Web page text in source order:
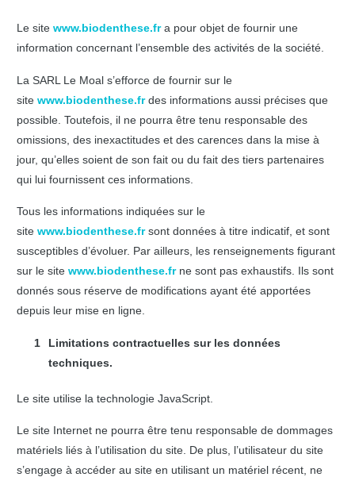
Le site www.biodenthese.fra pour objet de fournir une
information concernant l’ensemble des activités de la société.
La SARL Le Moal s’efforce de fournir sur le
site www.biodenthese.frdes informations aussi précises que
possible. Toutefois, il ne pourra être tenu responsable des
omissions, des inexactitudes et des carences dans la mise à
jour, qu’elles soient de son fait ou du fait des tiers partenaires
qui lui fournissent ces informations.
Tous les informations indiquées sur le
site www.biodenthese.frsont données à titre indicatif, et sont
susceptibles d’évoluer. Par ailleurs, les renseignements figurant
sur le site www.biodenthese.frne sont pas exhaustifs. Ils sont
donnés sous réserve de modifications ayant été apportées
depuis leur mise en ligne.
Limitations contractuelles sur les données
techniques.
Le site utilise la technologie JavaScript.
Le site Internet ne pourra être tenu responsable de dommages
matériels liés à l’utilisation du site. De plus, l’utilisateur du site
s’engage à accéder au site en utilisant un matériel récent, ne